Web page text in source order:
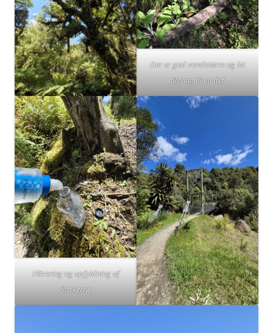
Der er god vandstørm og let
tilgang til va det
Filtrering og opfyldning af
flaskerne